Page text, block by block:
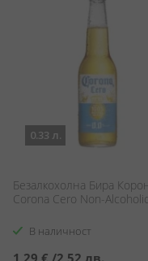
0.33 л.
Безалкохолна Бира
Corona Cero Non-Alcoholic
В наличност
1,29 € /2,52 лв.